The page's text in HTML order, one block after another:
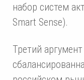
набор систем
Smart Sense).
Третий